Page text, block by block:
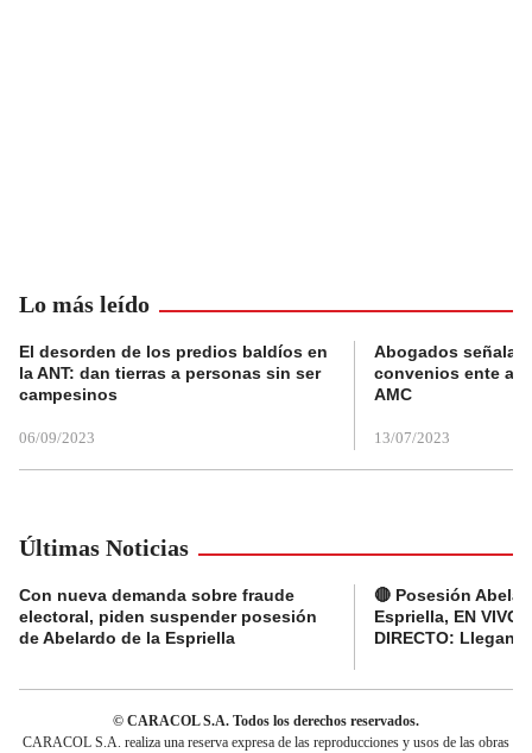
Lo más leído
El desorden de los predios baldíos en
la ANT: dan tierras a personas sin ser
campesinos
06/09/2023
Abogados
convenios ente
AMC
13/07/2023
Últimas Noticias
Con nueva demanda sobre fraude
electoral, piden suspender posesión
de Abelardo de la Espriella
🔴 Posesión
Espriella, EN VIVO
DIRECTO: Llegan
© CARACOL S.A. Todos los derechos reservados.
CARACOL S.A. realiza una reserva expresa de las reproducciones y usos de las obras